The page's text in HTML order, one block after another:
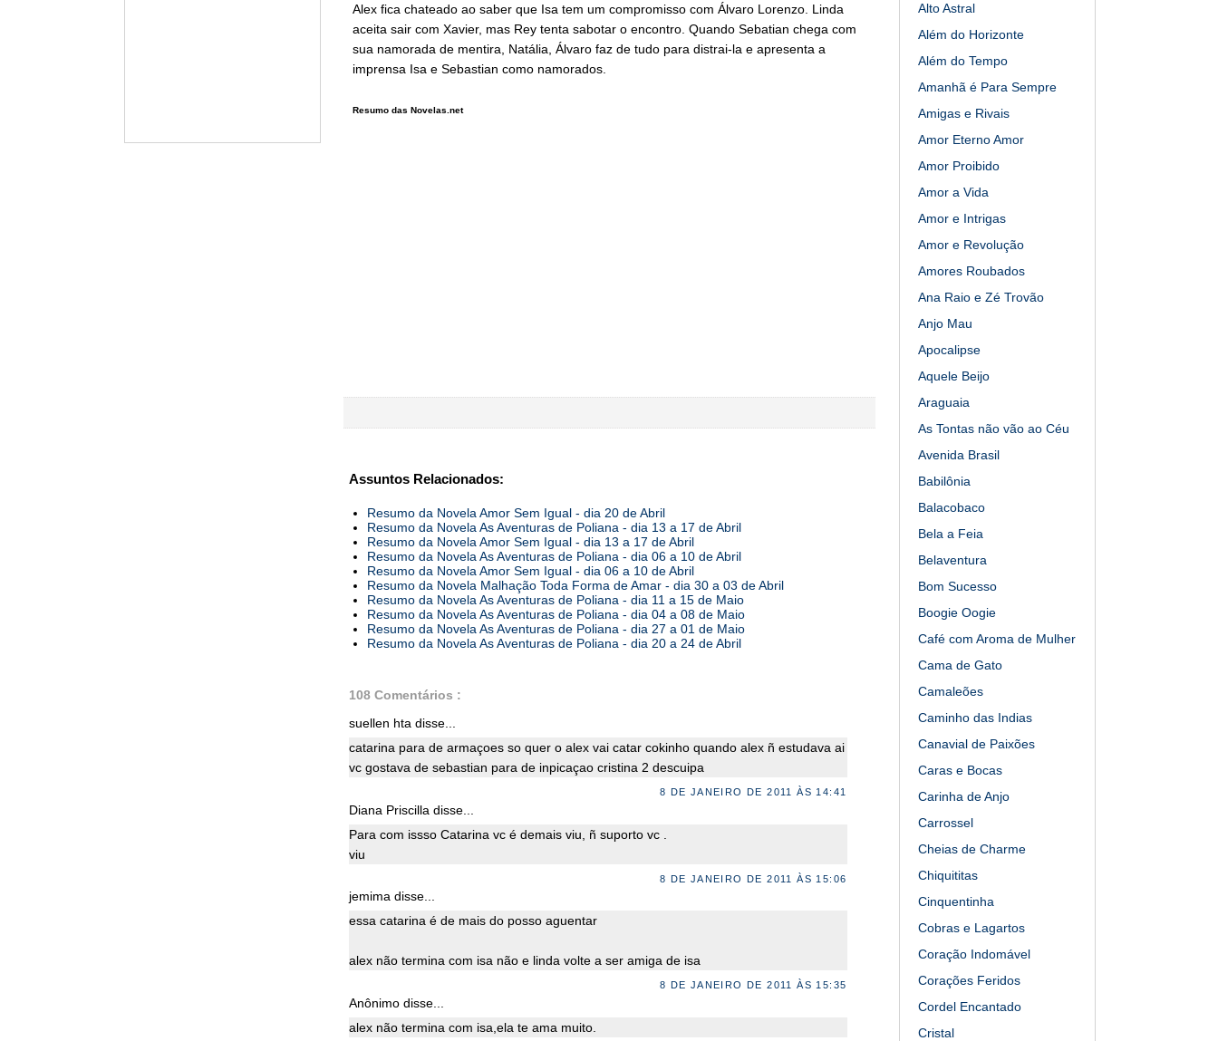
Alex fica chateado ao saber que Isa tem um compromisso com Álvaro Lorenzo. Linda
aceita sair com Xavier, mas Rey tenta sabotar o encontro. Quando Sebatian chega com
sua namorada de mentira, Natália, Álvaro faz de tudo para distrai-la e apresenta a
imprensa Isa e Sebastian como namorados.
Resumo das Novelas.net
Assuntos Relacionados:
Resumo da Novela Amor Sem Igual - dia 20 de Abril
Resumo da Novela As Aventuras de Poliana - dia 13 a 17 de Abril
Resumo da Novela Amor Sem Igual - dia 13 a 17 de Abril
Resumo da Novela As Aventuras de Poliana - dia 06 a 10 de Abril
Resumo da Novela Amor Sem Igual - dia 06 a 10 de Abril
Resumo da Novela Malhação Toda Forma de Amar - dia 30 a 03 de Abril
Resumo da Novela As Aventuras de Poliana - dia 11 a 15 de Maio
Resumo da Novela As Aventuras de Poliana - dia 04 a 08 de Maio
Resumo da Novela As Aventuras de Poliana - dia 27 a 01 de Maio
Resumo da Novela As Aventuras de Poliana - dia 20 a 24 de Abril
108 Comentários :
suellen hta disse...
catarina para de armaçoes so quer o alex vai catar cokinho quando alex ñ estudava ai
vc gostava de sebastian para de inpicaçao cristina 2 descuipa
8 DE JANEIRO DE 2011 ÀS 14:41
Diana Priscilla disse...
Para com issso Catarina vc é demais viu, ñ suporto vc .
viu
8 DE JANEIRO DE 2011 ÀS 15:06
jemima disse...
essa catarina é de mais do posso aguentar
alex não termina com isa não e linda volte a ser amiga de isa
8 DE JANEIRO DE 2011 ÀS 15:35
Anônimo disse...
alex não termina com isa,ela te ama muito.
Alto Astral
Além do Horizonte
Além do Tempo
Amanhã é Para Sempre
Amigas e Rivais
Amor Eterno Amor
Amor Proibido
Amor a Vida
Amor e Intrigas
Amor e Revolução
Amores Roubados
Ana Raio e Zé Trovão
Anjo Mau
Apocalipse
Aquele Beijo
Araguaia
As Tontas não vão ao Céu
Avenida Brasil
Babilônia
Balacobaco
Bela a Feia
Belaventura
Bom Sucesso
Boogie Oogie
Café com Aroma de Mulher
Cama de Gato
Camaleões
Caminho das Indias
Canavial de Paixões
Caras e Bocas
Carinha de Anjo
Carrossel
Cheias de Charme
Chiquititas
Cinquentinha
Cobras e Lagartos
Coração Indomável
Corações Feridos
Cordel Encantado
Cristal